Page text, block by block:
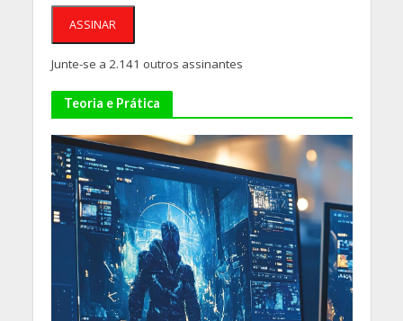
ASSINAR
Junte-se a 2.141 outros assinantes
Teoria e Prática